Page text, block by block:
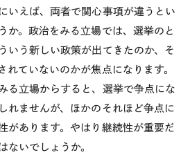
いえば、両者で関心事項が違うとい
か。政治をみる立場では、選挙のと
いう新しい政策が出てきたのか、そ
れていないのかが焦点になります。
る立場からすると、選挙で争点にな
れませんが、ほかのそれほど争点に
があります。やはり継続性が重要だ
ないでしょうか。